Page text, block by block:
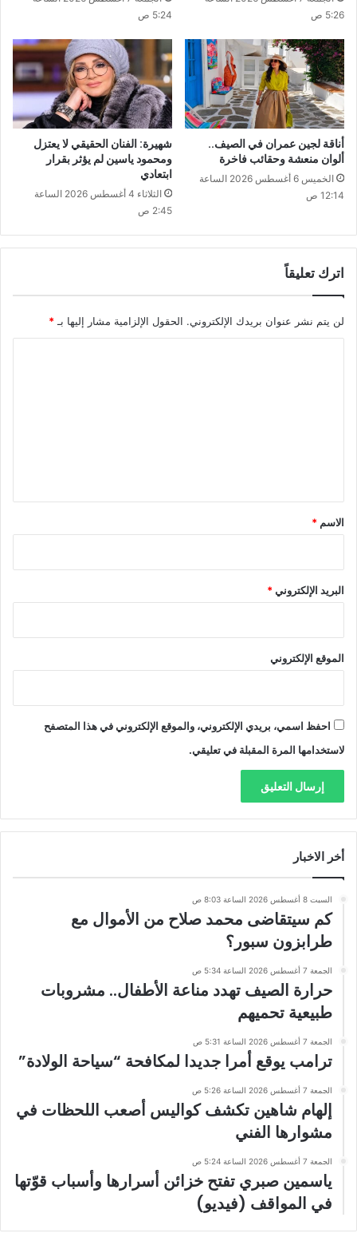
5:26 ص
5:24 ص
أناقة لجين عمران في الصيف..
ألوان منعشة وحقائب فاخرة
الخميس 6 أغسطس 2026 الساعة
12:14 ص
شهيرة: الفنان الحقيقي لا يعتزل
ومحمود ياسين لم يؤثر بقرار
ابتعادي
الثلاثاء 4 أغسطس 2026 الساعة
2:45 ص
اترك تعليقاً
لن يتم نشر عنوان بريدك الإلكتروني. الحقول الإلزامية مشار إليها بـ*
*
الاسم *
البريد الإلكتروني*
الموقع الإلكتروني
احفظ اسمي، بريدي الإلكتروني، والموقع الإلكتروني في هذا المتصفح
لاستخدامها المرة المقبلة في تعليقي.
أخر الاخبار
السبت 8 أغسطس 2026 الساعة 8:03 ص
كم سيتقاضى محمد صلاح من الأموال مع
طرابزون سبور؟
الجمعة 7 أغسطس 2026 الساعة 5:34 ص
حرارة الصيف تهدد مناعة الأطفال.. مشروبات
طبيعية تحميهم
الجمعة 7 أغسطس 2026 الساعة 5:31 ص
ترامب يوقع أمرا جديدا لمكافحة “سياحة الولادة”
الجمعة 7 أغسطس 2026 الساعة 5:26 ص
إلهام شاهين تكشف كواليس أصعب اللحظات في
مشوارها الفني
الجمعة 7 أغسطس 2026 الساعة 5:24 ص
ياسمين صبري تفتح خزائن أسرارها وأسباب قوّتها
في المواقف (فيديو)